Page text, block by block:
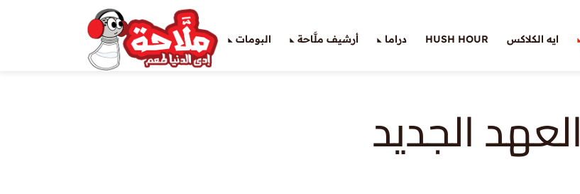
ايه الكلاكس HUSH HOUR دراما أرشيف ملَّاحة البومات
العهد الجديد